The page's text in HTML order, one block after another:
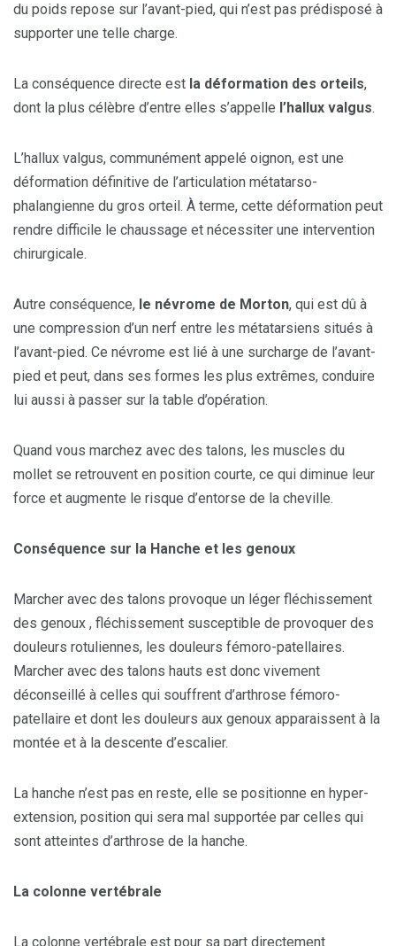
du poids repose sur l’avant-pied, qui n’est pas prédisposé à
supporter une telle charge.
La conséquence directe est la déformation des orteils,
dont la plus célèbre d’entre elles s’appelle l’hallux valgus.
L’hallux valgus, communément appelé oignon, est une
déformation définitive de l’articulation métatarso-
phalangienne du gros orteil. À terme, cette déformation peut
rendre difficile le chaussage et nécessiter une intervention
chirurgicale.
Autre conséquence, le névrome de Morton, qui est dû à
une compression d’un nerf entre les métatarsiens situés à
l’avant-pied. Ce névrome est lié à une surcharge de l’avant-
pied et peut, dans ses formes les plus extrêmes, conduire
lui aussi à passer sur la table d’opération.
Quand vous marchez avec des talons, les muscles du
mollet se retrouvent en position courte, ce qui diminue leur
force et augmente le risque d’entorse de la cheville.
Conséquence sur la Hanche et les genoux
Marcher avec des talons provoque un léger fléchissement
des genoux , fléchissement susceptible de provoquer des
douleurs rotuliennes, les douleurs fémoro-patellaires.
Marcher avec des talons hauts est donc vivement
déconseillé à celles qui souffrent d’arthrose fémoro-
patellaire et dont les douleurs aux genoux apparaissent à la
montée et à la descente d’escalier.
La hanche n’est pas en reste, elle se positionne en hyper-
extension, position qui sera mal supportée par celles qui
sont atteintes d’arthrose de la hanche.
La colonne vertébrale
La colonne vertébrale est pour sa part directement